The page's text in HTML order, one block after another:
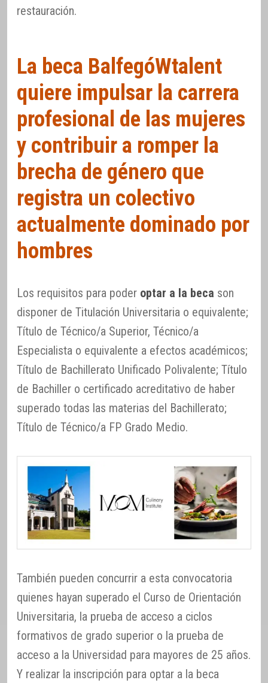
restauración.
La beca BalfegóWtalent
quiere impulsar la carrera
profesional de las mujeres
y contribuir a romper la
brecha de género que
registra un colectivo
actualmente dominado por
hombres
Los requisitos para poder optar a la beca son
disponer de Titulación Universitaria o equivalente;
Título de Técnico/a Superior, Técnico/a
Especialista o equivalente a efectos académicos;
Título de Bachillerato Unificado Polivalente; Título
de Bachiller o certificado acreditativo de haber
superado todas las materias del Bachillerato;
Título de Técnico/a FP Grado Medio.
También pueden concurrir a esta convocatoria
quienes hayan superado el Curso de Orientación
Universitaria, la prueba de acceso a ciclos
formativos de grado superior o la prueba de
acceso a la Universidad para mayores de 25 años.
Y realizar la inscripción para optar a la beca